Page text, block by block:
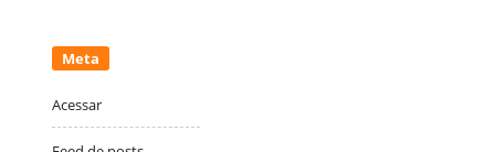
Meta
Acessar